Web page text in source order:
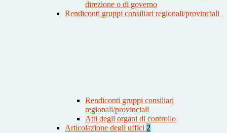
direzione o di governo
Rendiconti gruppi consiliari regionali/provinciali
Rendiconti gruppi consiliari
regionali/provinciali
Atti degli organi di controllo
Articolazione degli uffici 2